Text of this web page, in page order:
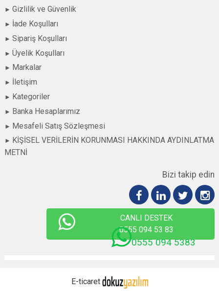
Gizlilik ve Güvenlik
İade Koşulları
Sipariş Koşulları
Üyelik Koşulları
Markalar
İletişim
Kategoriler
Banka Hesaplarımız
Mesafeli Satış Sözleşmesi
KİŞİSEL VERİLERİN KORUNMASI HAKKINDA AYDINLATMA
METNİ
Bizi takip edin
CANLI DESTEK
0555 094 53 83
E-ticaret
0555 094 5383